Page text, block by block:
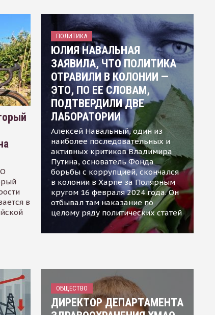
в
ПОЛИТИКА
ЮЛИЯ НАВАЛЬНАЯ
ЗАЯВИЛА, ЧТО ПОЛИТИКА
ОТРАВИЛИ В КОЛОНИИ —
ЭТО, ПО ЕЕ СЛОВАМ,
ПОДТВЕРДИЛИ ДВЕ
ЛАБОРАТОРИИ
Алексей Навальный, один из
наиболее последовательных и
активных критиков Владимира
Путина, основатель Фонда
борьбы с коррупцией, скончался
в колонии в Харпе за Полярным
кругом 16 февраля 2024 года. Он
отбывал там наказание по
целому ряду политических статей
ОБЩЕСТВО
ДИРЕКТОР ДЕПАРТАМЕНТА